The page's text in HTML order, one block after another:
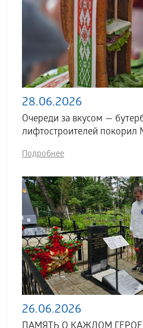
28.06.2026
Очереди за вкусом —
лифтостроителей покорил
Подробнее
26.06.2026